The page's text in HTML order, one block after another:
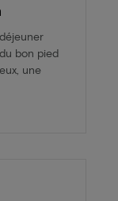
bon pied
une